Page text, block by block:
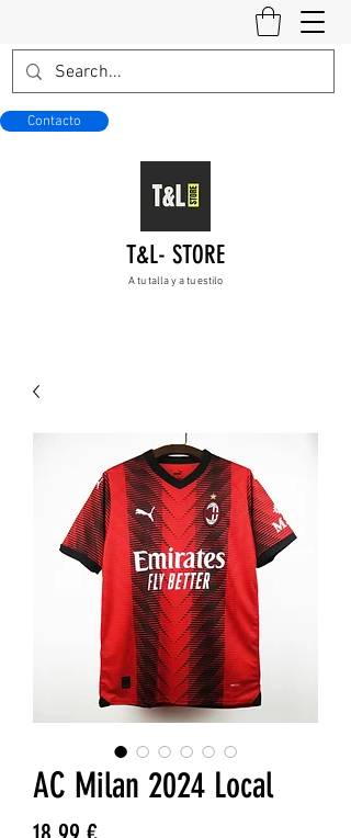
Contacto
T&L- STORE
A tu talla y a tu estilo
AC Milan 2024 Local